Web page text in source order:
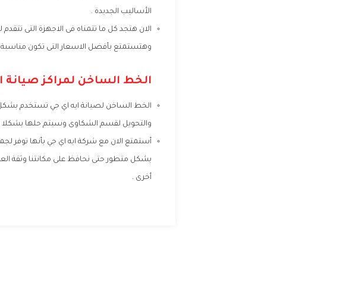
الأساليب الجديدة .
الان هتجد كل ما تتمناه فى الاجهزة التى
وهتستمتع بأفضل الاسعار التى تكون
الخط الساخن لمراكز صيانة
الخط الساخن لصيانة ايه اي جي تستخدم
والتحويل لقسم الشكاوى وسيتم حلها
أستمتع الان مع شركة ايه اي جي بأنها توفر
بشكل متطور حتى نحافظ على مكانتنا وثقة
أخرى .